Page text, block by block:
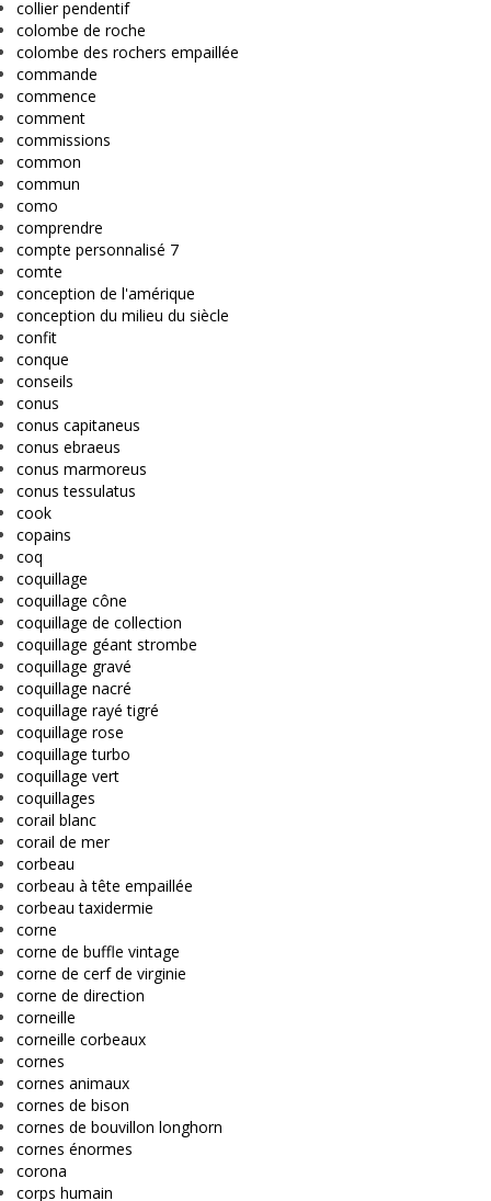
collier pendentif
colombe de roche
colombe des rochers empaillée
commande
commence
comment
commissions
common
commun
como
comprendre
compte personnalisé 7
comte
conception de l'amérique
conception du milieu du siècle
confit
conque
conseils
conus
conus capitaneus
conus ebraeus
conus marmoreus
conus tessulatus
cook
copains
coq
coquillage
coquillage cône
coquillage de collection
coquillage géant strombe
coquillage gravé
coquillage nacré
coquillage rayé tigré
coquillage rose
coquillage turbo
coquillage vert
coquillages
corail blanc
corail de mer
corbeau
corbeau à tête empaillée
corbeau taxidermie
corne
corne de buffle vintage
corne de cerf de virginie
corne de direction
corneille
corneille corbeaux
cornes
cornes animaux
cornes de bison
cornes de bouvillon longhorn
cornes énormes
corona
corps humain